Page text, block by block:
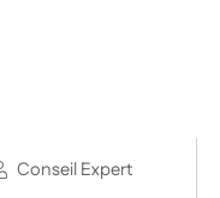
Conseil Expert